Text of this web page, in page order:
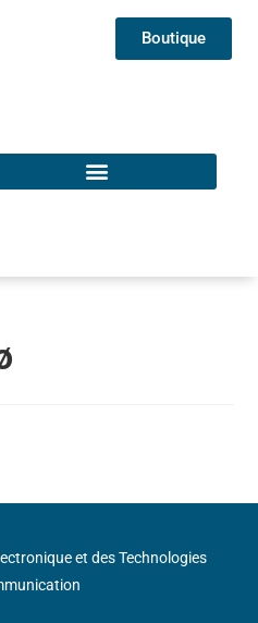
Boutique
et des Technologies